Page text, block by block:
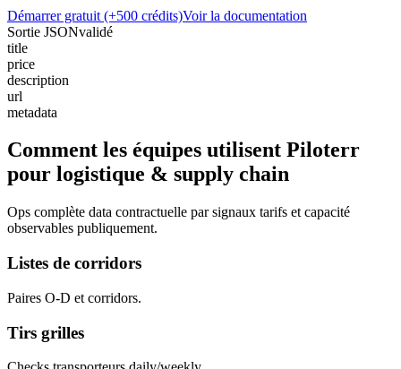
Démarrer gratuit (+500 crédits)Voir la documentation
Sortie JSONvalidé
title
price
description
url
metadata
Comment les équipes utilisent Piloterr
pour logistique & supply chain
Ops complète data contractuelle par signaux tarifs et capacité
observables publiquement.
Listes de corridors
Paires O-D et corridors.
Tirs grilles